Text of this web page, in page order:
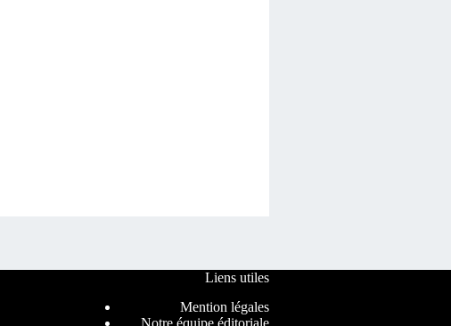
Liens utiles
Mention légales
Notre équipe éditoriale